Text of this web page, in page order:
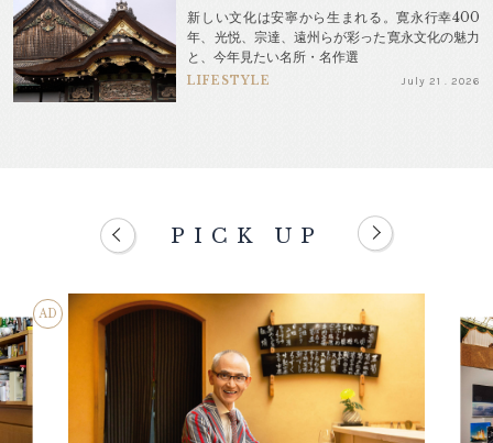
新しい文化は安寧から生まれる。寛永行幸400
年、光悦、宗達、遠州らが彩った寛永文化の魅力
と、今年見たい名所・名作選
LIFESTYLE July 21 . 2026
PICK UP
AD